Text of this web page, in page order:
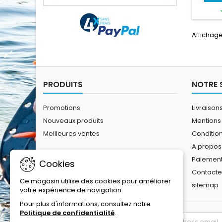
le
de
PRODUITS
Promotions
Nouveaux produits
Meilleures ventes
NOTRE
Livraisons
A propos
sitemap
Cookies
Ce magasin utilise des cookies pour améliorer
votre expérience de navigation.
Pour plus d'informations, consultez notre
Politique de confidentialité.